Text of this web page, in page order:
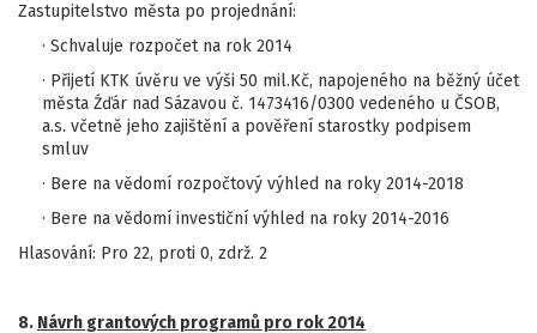
Zastupitelstvo města po projednání:
· Schvaluje rozpočet na rok 2014
· Přijetí KTK úvěru ve výši 50 mil.Kč, napojeného na běžný účet
města Źďár nad Sázavou č. 1473416/0300 vedeného u ČSOB,
a.s. včetně jeho zajištění a pověření starostky podpisem
smluv
· Bere na vědomí rozpočtový výhled na roky 2014-2018
· Bere na vědomí investiční výhled na roky 2014-2016
Hlasování: Pro 22, proti 0, zdrž. 2
8. Návrh grantových programů pro rok 2014